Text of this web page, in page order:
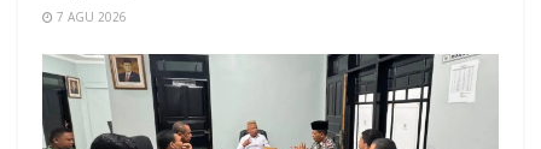
7 AGU 2026